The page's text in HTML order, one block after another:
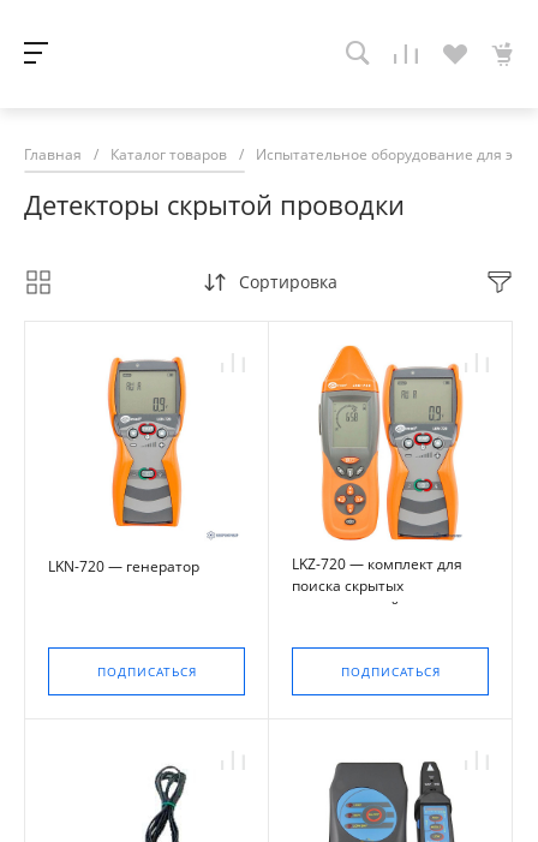
Главная / Каталог товаров / Испытательное оборудование для
Детекторы скрытой проводки
Сортировка
LKN-720 — генератор
ПОДПИСАТЬСЯ
LKZ-720 — комплект для
поиска скрытых
коммуникаций
ПОДПИСАТЬСЯ